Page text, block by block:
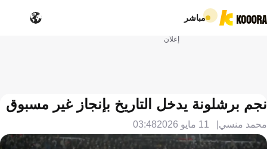
مباشر
إعلان
نجم برشلونة يدخل التاريخ بإنجاز غير مسبوق
محمد منسي 11 مايو 2026 03:48